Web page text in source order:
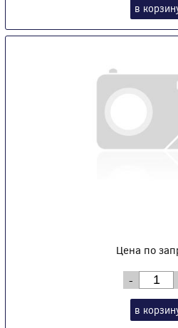
в
Цена по
-
в